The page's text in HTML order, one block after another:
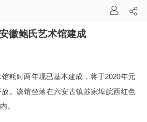
徽鲍氏艺术馆建成
耗时两年现已基本建成，将于2020年元
。该馆坐落在六安古镇苏家埠皖西红色
。